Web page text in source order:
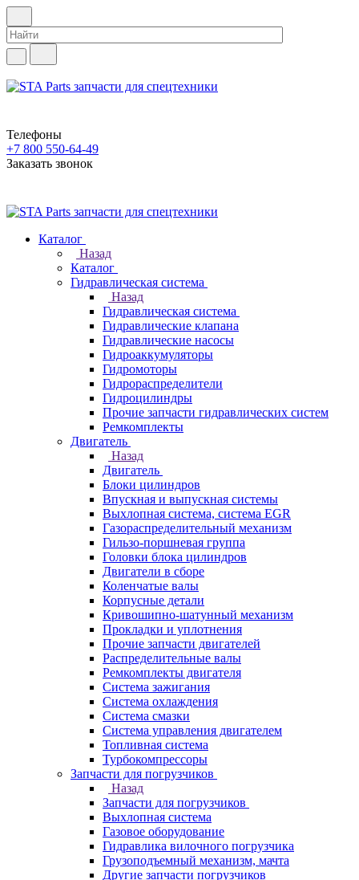
Телефоны
+7 800 550-64-49
Заказать звонок
Каталог
Назад
Каталог
Гидравлическая система
Назад
Гидравлическая система
Гидравлические клапана
Гидравлические насосы
Гидроаккумуляторы
Гидромоторы
Гидрораспределители
Гидроцилиндры
Прочие запчасти гидравлических систем
Ремкомплекты
Двигатель
Назад
Двигатель
Блоки цилиндров
Впускная и выпускная системы
Выхлопная система, система EGR
Газораспределительный механизм
Гильзо-поршневая группа
Головки блока цилиндров
Двигатели в сборе
Коленчатые валы
Корпусные детали
Кривошипно-шатунный механизм
Прокладки и уплотнения
Прочие запчасти двигателей
Распределительные валы
Ремкомплекты двигателя
Система зажигания
Система охлаждения
Система смазки
Система управления двигателем
Топливная система
Турбокомпрессоры
Запчасти для погрузчиков
Назад
Запчасти для погрузчиков
Выхлопная система
Газовое оборудование
Гидравлика вилочного погрузчика
Грузоподъемный механизм, мачта
Другие запчасти погрузчиков